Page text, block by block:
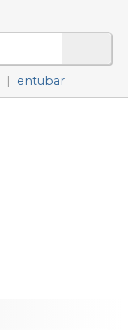
| entubar